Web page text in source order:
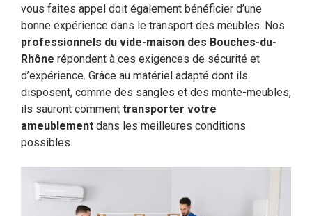
vous faites appel doit également bénéficier d’une
bonne expérience dans le transport des meubles. Nos
professionnels du vide-maison des Bouches-du-
Rhône répondent à ces exigences de sécurité et
d’expérience. Grâce au matériel adapté dont ils
disposent, comme des sangles et des monte-meubles,
ils sauront comment transporter votre
ameublementdans les meilleures conditions
possibles.